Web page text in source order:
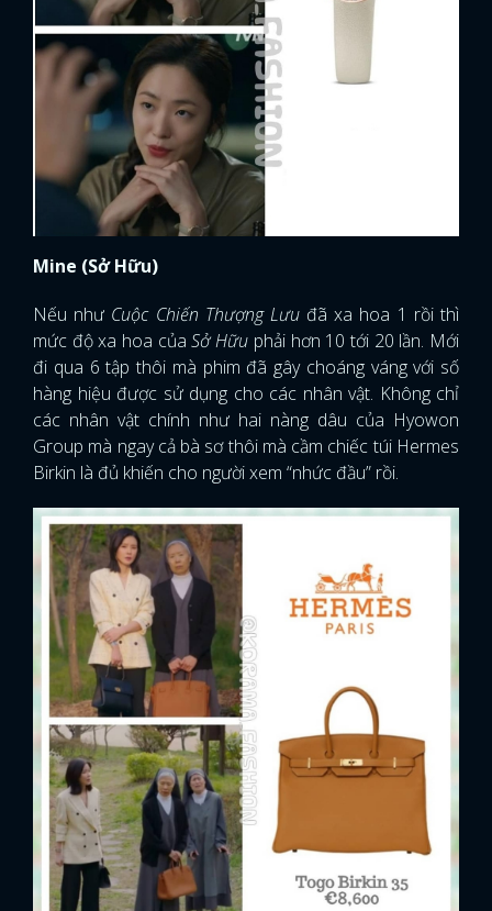
Mine (Sở Hữu)
Nếu như Cuộc Chiến Thượng Lưuđã xa hoa 1 rồi thì
mức độ xa hoa củaSở Hữu phải hơn 10 tới 20 lần. Mới
đi qua 6 tập thôi mà phim đã gây choáng váng với số
hàng hiệu được sử dụng cho các nhân vật. Không chỉ
các nhân vật chính như hai nàng dâu của Hyowon
Group mà ngay cả bà sơ thôi mà cầm chiếc túi Hermes
Birkin là đủ khiến cho người xem “nhức đầu” rồi.